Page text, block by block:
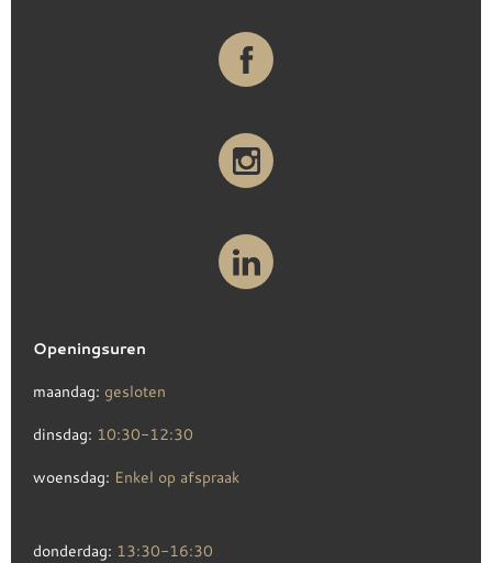
Openingsuren
maandag: gesloten
dinsdag: 10:30-12:30
woensdag: Enkel op afspraak
donderdag: 13:30-16:30